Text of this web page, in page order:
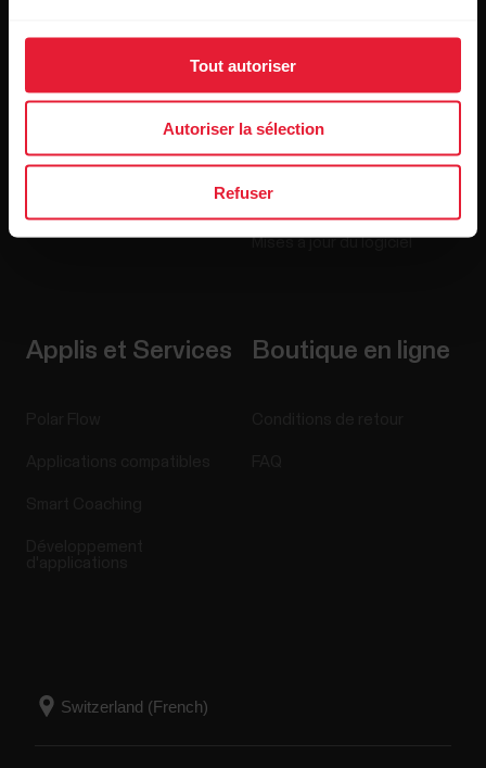
Tout autoriser
Autoriser la sélection
Refuser
Polar for Business
Blog
Media Room
Mises à jour du logiciel
Applis et Services Boutique en ligne